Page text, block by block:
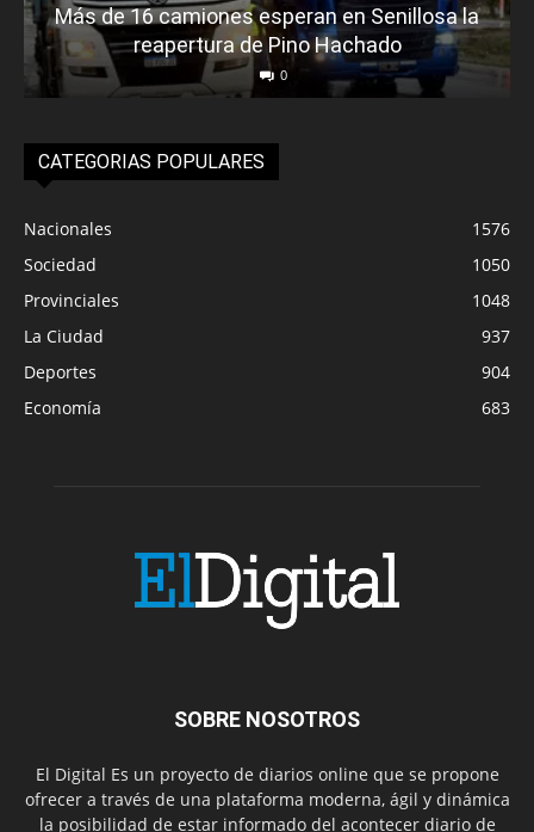
Más de 16 camiones esperan en Senillosa la
reapertura de Pino Hachado
0
CATEGORIAS POPULARES
Nacionales
1576
Sociedad
1050
Provinciales
1048
La Ciudad
937
Deportes
904
Economía
683
SOBRE NOSOTROS
El Digital Es un proyecto de diarios online que se propone
ofrecer a través de una plataforma moderna, ágil y dinámica
la posibilidad de estar informado del acontecer diario de